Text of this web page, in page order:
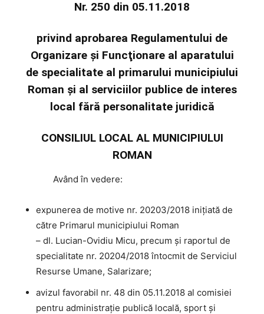
Nr. 250 din 05.11.2018
privind aprobarea Regulamentului de
Organizare şi Funcţionare al aparatului
de specialitate al primarului municipiului
Roman şi al serviciilor publice de interes
local fără personalitate juridică
CONSILIUL LOCAL AL MUNICIPIULUI
ROMAN
Având în vedere:
expunerea de motive nr. 20203/2018 iniţiată de
către Primarul municipiului Roman
– dl. Lucian-Ovidiu Micu, precum şi raportul de
specialitate nr. 20204/2018 întocmit de Serviciul
Resurse Umane, Salarizare;
avizul favorabil nr. 48 din 05.11.2018 al comisiei
pentru administraţie publică locală, sport şi